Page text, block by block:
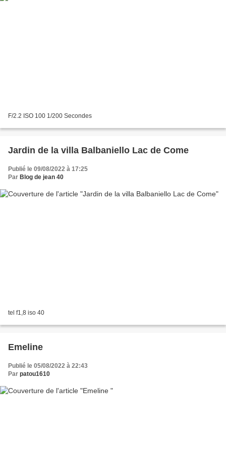
F/2.2 ISO 100 1/200 Secondes
Jardin de la villa Balbaniello Lac de Come
Publié le 09/08/2022 à 17:25
Par Blog de jean 40
tel f1,8 iso 40
Emeline
Publié le 05/08/2022 à 22:43
Par patou1610